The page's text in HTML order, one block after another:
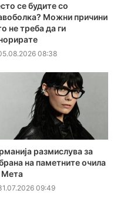
се будите со
Можни причини
не треба да ги
08:38
размислува за
на паметните очила
Мета
09:49